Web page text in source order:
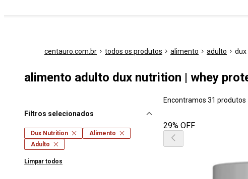
centauro.com.br todos os produtos alimento adulto dux
alimento adulto dux nutrition | whey
Filtros selecionados
Dux Nutrition
Alimento
Adulto
Limpar todos
Encontramos 31 produtos
29% OFF